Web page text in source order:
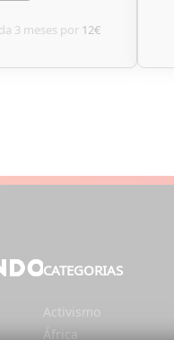
3 meses por 12€
CATEGORIAS
Activismo
África